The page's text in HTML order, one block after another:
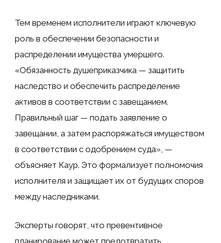
Тем временем исполнители играют ключевую
роль в обеспечении безопасности и
распределении имущества умершего.
«Обязанность душеприказчика — защитить
наследство и обеспечить распределение
активов в соответствии с завещанием.
Правильный шаг — подать заявление о
завещании, а затем распоряжаться имуществом
в соответствии с одобрением суда», —
объясняет Каур. Это формализует полномочия
исполнителя и защищает их от будущих споров
между наследниками.
Эксперты говорят, что превентивное
планирование может предотвратить